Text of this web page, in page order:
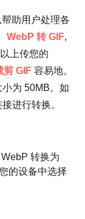
助用户处理各
WebP 转 GIF,
上传您的
剪 GIF 容易地。
为 50MB。如
进行转换。
转换为
的设备中选择